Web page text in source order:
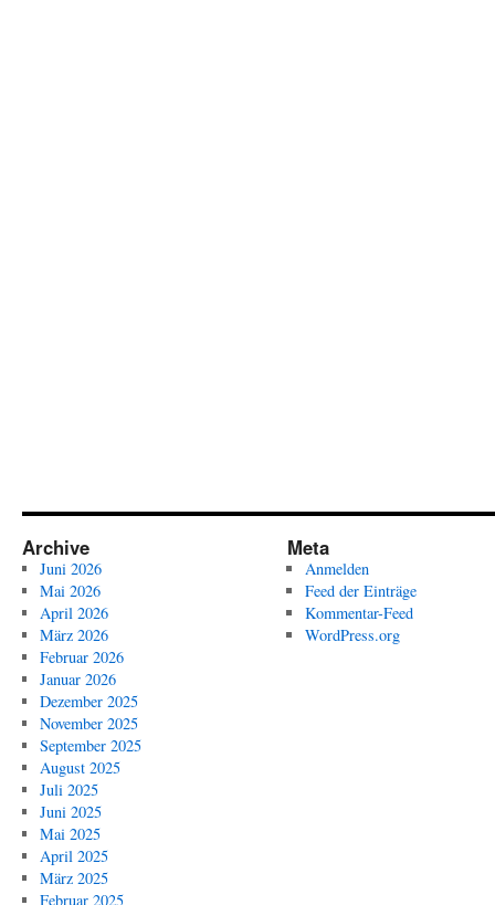
Archive
Juni 2026
Mai 2026
April 2026
März 2026
Februar 2026
Januar 2026
Dezember 2025
November 2025
September 2025
August 2025
Juli 2025
Juni 2025
Mai 2025
April 2025
März 2025
Februar 2025
Meta
Anmelden
Feed der Einträge
Kommentar-Feed
WordPress.org